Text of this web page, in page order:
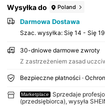
Wysyłka do Poland
Darmowa Dostawa
Szac. wysyłka: Się 14 - Się 19
30-dniowe darmowe zwroty
Z zastrzeżeniem zasad
Bezpieczne płatności ·
Marketplace
Sprzedaje
(przedsiębiorca), wysyła